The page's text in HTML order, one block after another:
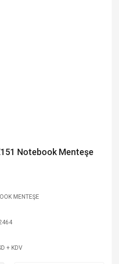
Notebook Menteşe
MENTEŞE
+ KDV